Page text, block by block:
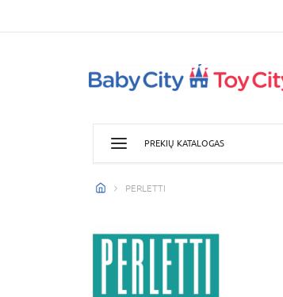
PREKIŲ KATALOGAS
PERLETTI